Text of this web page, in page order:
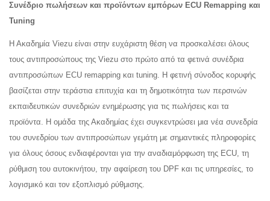
Συνέδριο πωλήσεων και προϊόντων εμπόρων ECU Remapping και
Tuning
Η Ακαδημία Viezu είναι στην ευχάριστη θέση να προσκαλέσει όλους
τους αντιπροσώπους της Viezu στο πρώτο από τα φετινά συνέδρια
αντιπροσώπων ECU remapping και tuning. Η φετινή σύνοδος κορυφής
βασίζεται στην τεράστια επιτυχία και τη δημοτικότητα των περσινών
εκπαιδευτικών συνεδριών ενημέρωσης για τις πωλήσεις και τα
προϊόντα. Η ομάδα της Ακαδημίας έχει συγκεντρώσει μια νέα συνεδρία
του συνεδρίου των αντιπροσώπων γεμάτη με σημαντικές πληροφορίες
για όλους όσους ενδιαφέρονται για την αναδιαμόρφωση της ECU, τη
ρύθμιση του αυτοκινήτου, την αφαίρεση του DPF και τις υπηρεσίες, το
λογισμικό και τον εξοπλισμό ρύθμισης.